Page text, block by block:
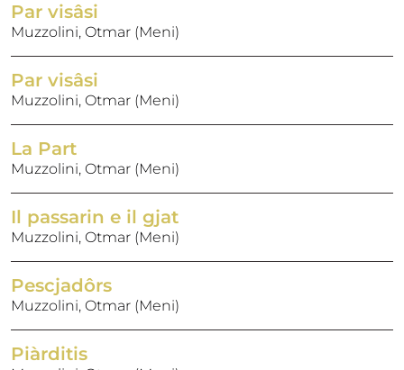
Par visâsi
Muzzolini, Otmar (Meni)
Par visâsi
Muzzolini, Otmar (Meni)
La Part
Muzzolini, Otmar (Meni)
Il passarin e il gjat
Muzzolini, Otmar (Meni)
Pescjadôrs
Muzzolini, Otmar (Meni)
Piàrditis